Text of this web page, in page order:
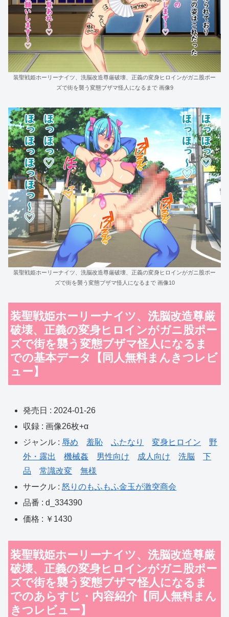
装聖戦姫ホーリーナイツ、洗脳改造尊厳破壊、正義の変身ヒロインがガニ股ポー
ズで街を襲う変態ブザマ怪人になるまで 画像9
装聖戦姫ホーリーナイツ、洗脳改造尊厳破壊、正義の変身ヒロインがガニ股ポー
ズで街を襲う変態ブザマ怪人になるまで 画像10
装聖戦姫ホーリーナイツ、洗脳改造尊厳
破壊、正義の変身ヒロインがガニ股ポー
ズで街を襲う変態ブザマ怪人になるま
での基本データ【同人無料まんきつレビ
ュー】
発売日 : 2024-01-26
収録 : 画像26枚+α
ジャンル : 辱め 羞恥 ふたなり 変身ヒロイン
野
外・露出
機械姦 男性向け 成人向け 洗脳
下
品
常識改変
無様
サークル :怒りのもふもふ金玉が激突商会
品番 : d_334390
価格 : ￥1430
装聖戦姫ホーリーナイツ、洗脳改造尊厳
破壊、正義の変身ヒロインがガニ股ポー
ズで街を襲う変態ブザマ怪人になるま
でのあらすじ・内容紹介【同人無料まん
きつレビュー】